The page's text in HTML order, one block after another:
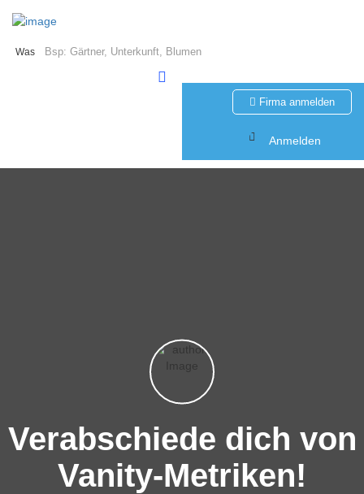
Was
Firma anmelden
Anmelden
Verabschiede dich von
Vanity-Metriken!